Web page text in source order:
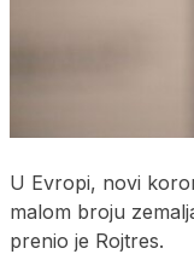
U Evropi, novi
malom broju
prenio je Rojtres.